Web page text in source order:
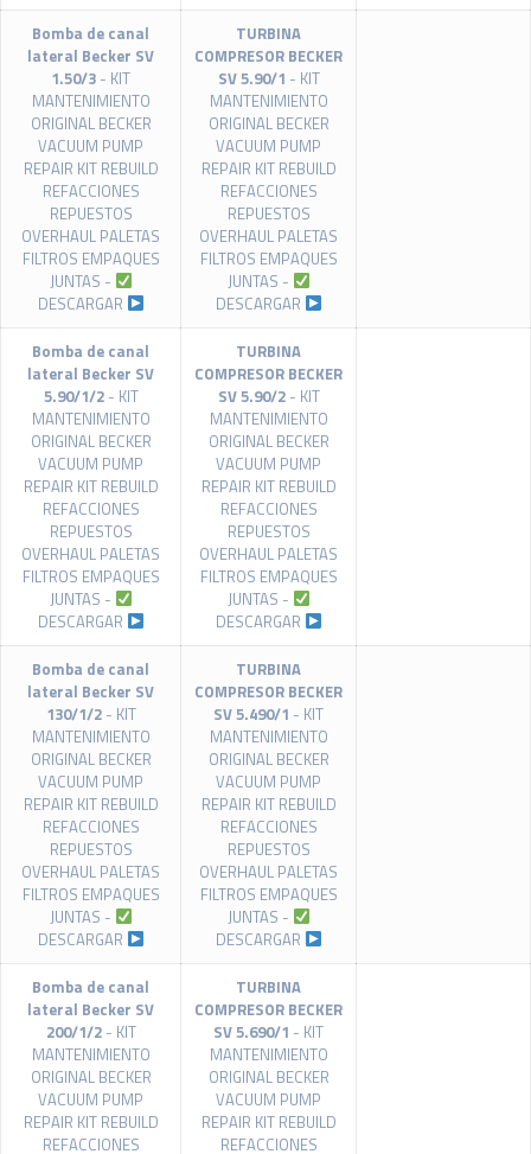
Bomba de canal
lateral Becker SV
1.50/3 - KIT
MANTENIMIENTO
ORIGINAL BECKER
VACUUM PUMP
REPAIR KIT REBUILD
REFACCIONES
REPUESTOS
OVERHAUL PALETAS
FILTROS EMPAQUES
JUNTAS -
DESCARGAR
TURBINA
COMPRESOR BECKER
SV 5.90/1 - KIT
MANTENIMIENTO
ORIGINAL BECKER
VACUUM PUMP
REPAIR KIT REBUILD
REFACCIONES
REPUESTOS
OVERHAUL PALETAS
FILTROS EMPAQUES
JUNTAS -
DESCARGAR
Bomba de canal
lateral Becker SV
5.90/1/2 - KIT
MANTENIMIENTO
ORIGINAL BECKER
VACUUM PUMP
REPAIR KIT REBUILD
REFACCIONES
REPUESTOS
OVERHAUL PALETAS
FILTROS EMPAQUES
JUNTAS -
DESCARGAR
TURBINA
COMPRESOR BECKER
SV 5.90/2 - KIT
MANTENIMIENTO
ORIGINAL BECKER
VACUUM PUMP
REPAIR KIT REBUILD
REFACCIONES
REPUESTOS
OVERHAUL PALETAS
FILTROS EMPAQUES
JUNTAS -
DESCARGAR
Bomba de canal
lateral Becker SV
130/1/2- KIT
MANTENIMIENTO
ORIGINAL BECKER
VACUUM PUMP
REPAIR KIT REBUILD
REFACCIONES
REPUESTOS
OVERHAUL PALETAS
FILTROS EMPAQUES
JUNTAS -
DESCARGAR
TURBINA
COMPRESOR BECKER
SV 5.490/1 - KIT
MANTENIMIENTO
ORIGINAL BECKER
VACUUM PUMP
REPAIR KIT REBUILD
REFACCIONES
REPUESTOS
OVERHAUL PALETAS
FILTROS EMPAQUES
JUNTAS -
DESCARGAR
Bomba de canal
lateral Becker SV
200/1/2- KIT
MANTENIMIENTO
ORIGINAL BECKER
VACUUM PUMP
REPAIR KIT REBUILD
REFACCIONES
TURBINA
COMPRESOR BECKER
SV 5.690/1 - KIT
MANTENIMIENTO
ORIGINAL BECKER
VACUUM PUMP
REPAIR KIT REBUILD
REFACCIONES